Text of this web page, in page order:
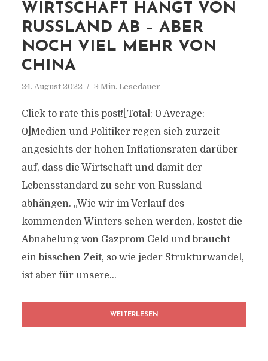
WIRTSCHAFT HÄNGT VON
RUSSLAND AB – ABER
NOCH VIEL MEHR VON
CHINA
24. August 2022 3 Min. Lesedauer
Click to rate this post![Total: 0 Average:
0]Medien und Politiker regen sich zurzeit
angesichts der hohen Inflationsraten darüber
auf, dass die Wirtschaft und damit der
Lebensstandard zu sehr von Russland
abhängen. „Wie wir im Verlauf des
kommenden Winters sehen werden, kostet die
Abnabelung von Gazprom Geld und braucht
ein bisschen Zeit, so wie jeder Strukturwandel,
ist aber für unsere...
WEITERLESEN